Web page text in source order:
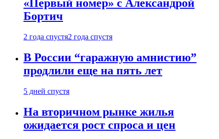
«Первый номер» с Александрой
Бортич
2 года спустя2 года спустя
В России “гаражную амнистию”
продлили еще на пять лет
5 дней спустя
На вторичном рынке жилья
ожидается рост спроса и цен